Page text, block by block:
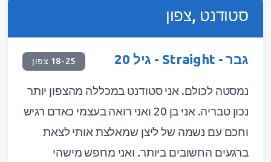
סטודנט ,צפון
גבר - Straight - גיל 20 18-25 צפון
נמסטה לכולם. אני סטודנט במכללה מהצפון יותר
נכון טבריה. אני בן 20 ואני רואה בעצמי כאדם רגיש
וחכם עם נשמה של ליצן שמאלצת אותי לצאת
ברגעים החשובים ביותר. ואני מחפש מישהי